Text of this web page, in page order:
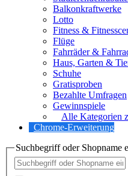
Balkonkraftwerke
Lotto
Fitness &
Flüge
Fahrräder &
Haus, Garten &
Schuhe
Gratisproben
Bezahlte Umfragen
Gewinnspiele
Alle Kategorien
Chrome-Erweiterung
Suchbegriff oder Shopname